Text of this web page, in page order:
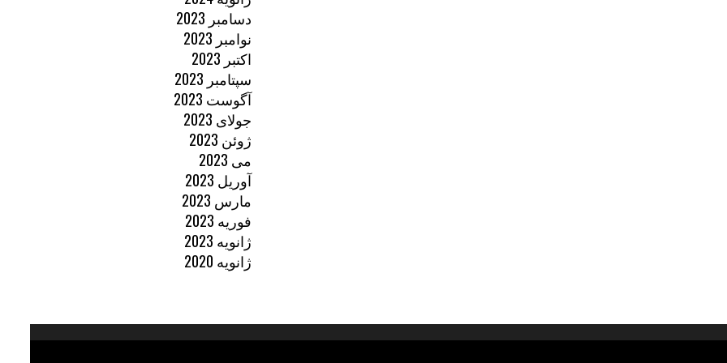
دسامبر 2023
نوامبر 2023
اکتبر 2023
سپتامبر 2023
آگوست 2023
جولای 2023
ژوئن 2023
می 2023
آوریل 2023
مارس 2023
فوریه 2023
ژانویه 2023
ژانویه 2020